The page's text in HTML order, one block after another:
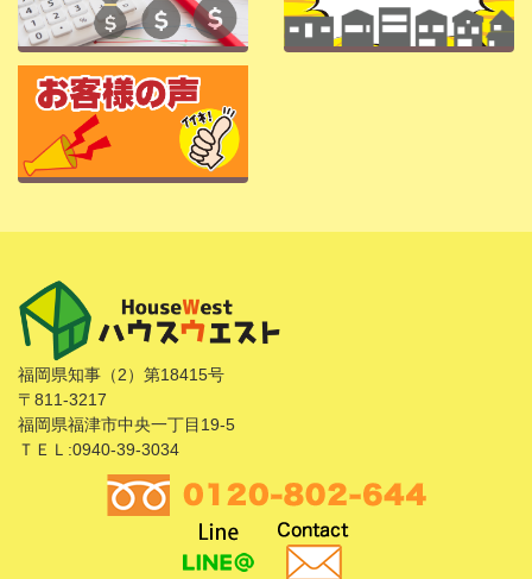
福岡県知事（2）第18415号
〒811-3217
福岡県福津市中央一丁目19-5
ＴＥＬ:0940-39-3034